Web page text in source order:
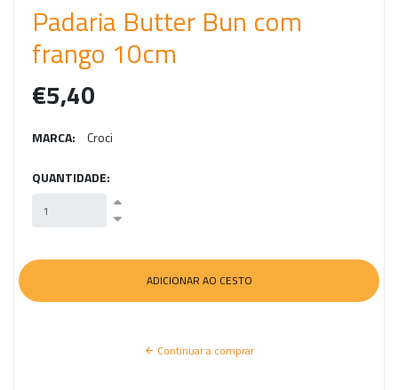
Padaria Butter Bun com
frango 10cm
€5,40
MARCA: Croci
QUANTIDADE:
Continuar a comprar